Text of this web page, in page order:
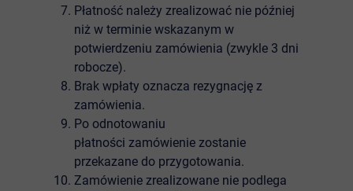
Płatność należy zrealizować nie później
niż w terminie wskazanym w
potwierdzeniu zamówienia (zwykle 3 dni
robocze).
Brak wpłaty oznacza rezygnację z
zamówienia.
Po odnotowaniu
płatności zamówienie zostanie
przekazane do przygotowania.
Zamówienie zrealizowane nie podlega